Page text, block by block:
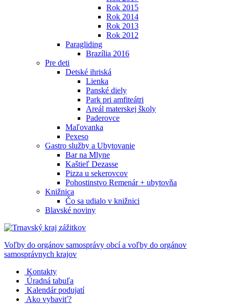
Rok 2015
Rok 2014
Rok 2013
Rok 2012
Paragliding
Brazília 2016
Pre deti
Detské ihriská
Lienka
Panské diely
Park pri amfiteátri
Areál materskej školy
Paderovce
Maľovanka
Pexeso
Gastro služby a Ubytovanie
Bar na Mlyne
Kaštieľ Dezasse
Pizza u sekerovcov
Pohostinstvo Remenár + ubytovňa
Knižnica
Čo sa udialo v knižnici
Blavské noviny
Voľby do orgánov samosprávy obcí a voľby do orgánov
samosprávnych krajov
Kontakty
Úradná tabuľa
Kalendár podujatí
Ako vybaviť?